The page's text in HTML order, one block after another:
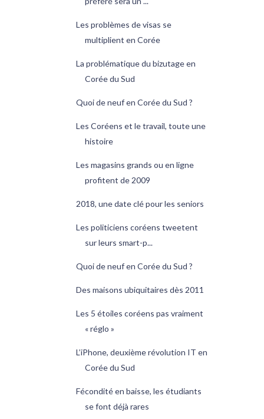
Les problèmes de visas se
multiplient en Corée
La problématique du bizutage en
Corée du Sud
Quoi de neuf en Corée du Sud ?
Les Coréens et le travail, toute une
histoire
Les magasins grands ou en ligne
profitent de 2009
2018, une date clé pour les seniors
Les politiciens coréens tweetent
sur leurs smart-p...
Quoi de neuf en Corée du Sud ?
Des maisons ubiquitaires dès 2011
Les 5 étoiles coréens pas vraiment
« réglo »
L’iPhone, deuxième révolution IT en
Corée du Sud
Fécondité en baisse, les étudiants
se font déjà rares